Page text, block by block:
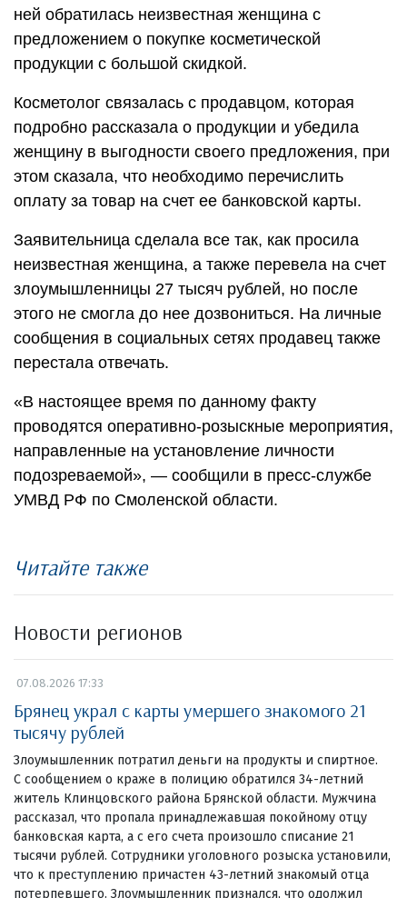
ней обратилась неизвестная женщина с
предложением о покупке косметической
продукции с большой скидкой.
Косметолог связалась с продавцом, которая
подробно рассказала о продукции и убедила
женщину в выгодности своего предложения, при
этом сказала, что необходимо перечислить
оплату за товар на счет ее банковской карты.
Заявительница сделала все так, как просила
неизвестная женщина, а также перевела на счет
злоумышленницы 27 тысяч рублей, но после
этого не смогла до нее дозвониться. На личные
сообщения в социальных сетях продавец также
перестала отвечать.
«В настоящее время по данному факту
проводятся оперативно-розыскные мероприятия,
направленные на установление личности
подозреваемой», — сообщили в пресс-службе
УМВД РФ по Смоленской области.
Читайте также
Новости регионов
07.08.2026 17:33
Брянец украл с карты умершего знакомого 21
тысячу рублей
Злоумышленник потратил деньги на продукты и спиртное.
С сообщением о краже в полицию обратился 34-летний
житель Клинцовского района Брянской области. Мужчина
рассказал, что пропала принадлежавшая покойному отцу
банковская карта, а с его счета произошло списание 21
тысячи рублей. Сотрудники уголовного розыска установили,
что к преступлению причастен 43-летний знакомый отца
потерпевшего. Злоумышленник признался, что одолжил